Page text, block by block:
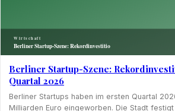
Berliner Startup-Szene:
Quartal 2026
Berliner Startups haben im ersten Quartal
Milliarden Euro eingeworben. Die Stadt